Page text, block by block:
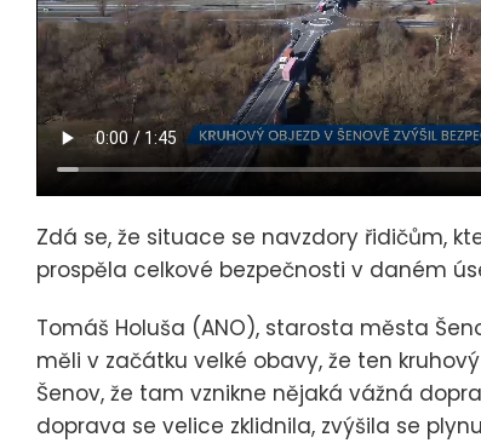
Zdá se, že situace se navzdory řidičům,
prospěla celkové bezpečnosti v daném
Tomáš Holuša (ANO), starosta města
měli v začátku velké obavy, že ten
Šenov, že tam vznikne nějaká vážná
doprava se velice zklidnila, zvýšila se